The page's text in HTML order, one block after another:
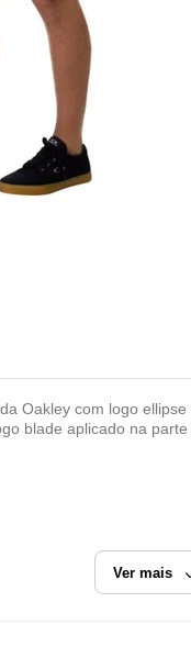
Ver mais
Oakley com logo
blade aplicado na